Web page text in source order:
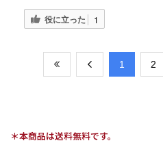
役に立った 1
​1 ​2
＊本商品は送料無料です。